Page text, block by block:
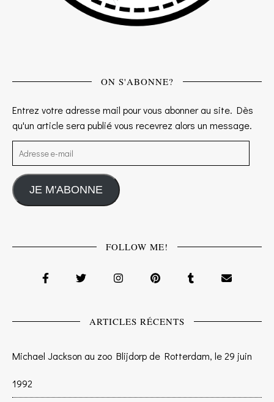
ON S'ABONNE?
Entrez votre adresse mail pour vous abonner au site. Dès
qu'un article sera publié vous recevrez alors un message.
Adresse e-mail
JE M'ABONNE
FOLLOW ME!
ARTICLES RÉCENTS
Michael Jackson au zoo Blijdorp de Rotterdam, le 29 juin
1992